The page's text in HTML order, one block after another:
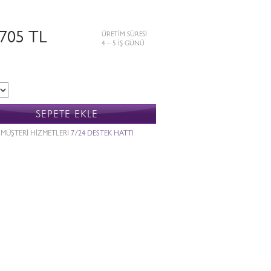
TL
ÜRETİM SÜRESİ
4 – 5 İŞ GÜNÜ
SEPETE EKLE
MÜŞTERİ HİZMETLERİ 7/24 DESTEK HATTI